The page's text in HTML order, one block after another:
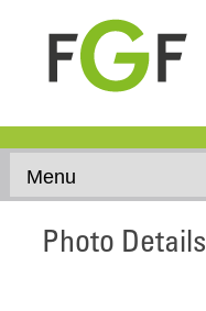
Photo Details